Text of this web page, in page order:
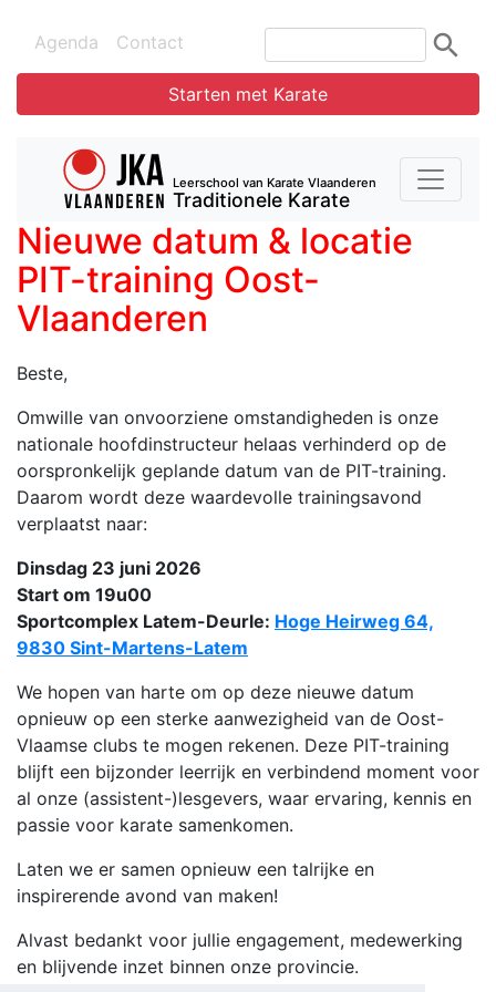
Agenda Contact
Starten met Karate
Leerschool van Karate Vlaanderen
Traditionele Karate
Nieuwe datum & locatie
PIT-training Oost-
Vlaanderen
Beste,
Omwille van onvoorziene omstandigheden is onze
nationale hoofdinstructeur helaas verhinderd op de
oorspronkelijk geplande datum van de PIT-training.
Daarom wordt deze waardevolle trainingsavond
verplaatst naar:
Dinsdag 23 juni 2026
Start om 19u00
Sportcomplex Latem-Deurle: Hoge Heirweg 64,
9830 Sint-Martens-Latem
We hopen van harte om op deze nieuwe datum
opnieuw op een sterke aanwezigheid van de Oost-
Vlaamse clubs te mogen rekenen. Deze PIT-training
blijft een bijzonder leerrijk en verbindend moment voor
al onze (assistent-)lesgevers, waar ervaring, kennis en
passie voor karate samenkomen.
Laten we er samen opnieuw een talrijke en
inspirerende avond van maken!
Alvast bedankt voor jullie engagement, medewerking
en blijvende inzet binnen onze provincie.